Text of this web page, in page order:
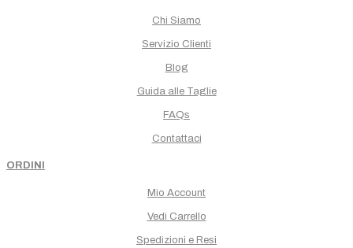
Chi Siamo
Servizio Clienti
Blog
Guida alle Taglie
FAQs
Contattaci
ORDINI
Mio Account
Vedi Carrello
Spedizioni e Resi